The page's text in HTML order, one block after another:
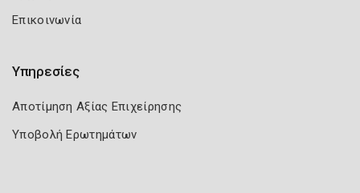
Επικοινωνία
Υπηρεσίες
Αποτίμηση Αξίας Επιχείρησης
Υποβολή Ερωτημάτων